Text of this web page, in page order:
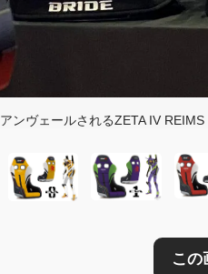
アンヴェールされるZETA IV
この画像の記事